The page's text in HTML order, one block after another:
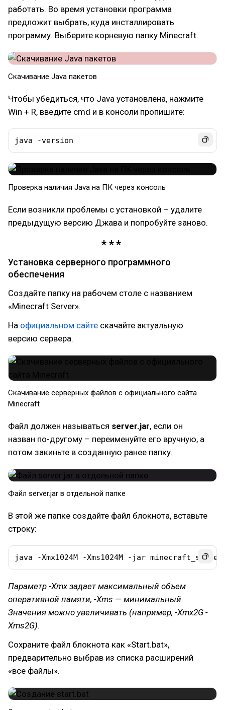
работать. Во время установки программа
предложит выбрать, куда инсталлировать
программу. Выберите корневую папку Minecraft.
Скачивание Java пакетов
Чтобы убедиться, что Java установлена, нажмите
Win + R, введите cmd и в консоли пропишите:
java -version
Проверка наличия Java на ПК через консоль
Если возникли проблемы с установкой – удалите
предыдущую версию Джава и попробуйте заново.
Установка серверного программного
обеспечения
Создайте папку на рабочем столе с названием
«Minecraft Server».
На официальном сайте скачайте актуальную
версию сервера.
Скачивание серверных файлов с официального сайта
Minecraft
Файл должен называться server.jar, если он
назван по-другому – переименуйте его вручную, а
потом закиньте в созданную ранее папку.
Файл server.jar в отдельной папке
В этой же папке создайте файл блокнота, вставьте
строку:
java -Xmx1024M -Xms1024M -jar
Параметр -Xmx задает максимальный объем
оперативной памяти, -Xms — минимальный.
Значения можно увеличивать (например, -Xmx2G -
Xms2G).
Сохраните файл блокнота как «Start.bat»,
предварительно выбрав из списка расширений
«все файлы».